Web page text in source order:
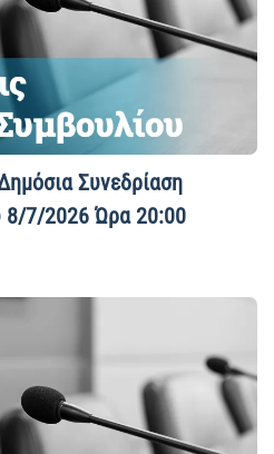
Συνεδρίαση
8/7/2026 Ώρα 20:00